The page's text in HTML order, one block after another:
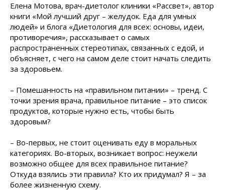
Елена Мотова, врач-диетолог клиники «Рассвет», автор
книги «Мой лучший друг – желудок. Еда для умных
людей» и блога «Диетология для всех: основы, идеи,
противоречия», рассказывает о самых
распространенных стереотипах, связанных с едой, и
объясняет, с чего на самом деле стоит начать следить
за здоровьем.
– Помешанность на «правильном питании» – тренд. С
точки зрения врача, правильное питание – это список
продуктов, которые нужно есть, чтобы быть
здоровым?
– Во-первых, не стоит оценивать еду в моральных
категориях. Во-вторых, возникает вопрос: неужели
возможно общее для всех правильное питание?
Откуда взялись эти правила? Кто их придумал? Я – за
более жизненную схему.